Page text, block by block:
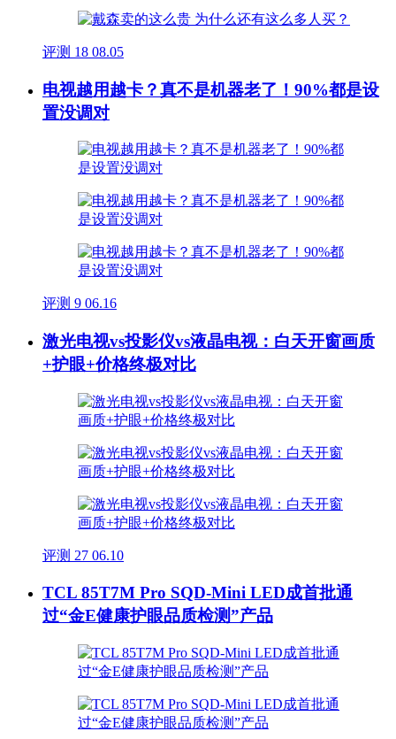
评测 18 08.05
电视越用越卡？真不是机器老了！90%都是设
置没调对
评测 9 06.16
激光电视vs投影仪vs液晶电视：白天开窗画质
+护眼+价格终极对比
评测 27 06.10
TCL 85T7M Pro SQD-Mini LED成首批通
过“金E健康护眼品质检测”产品